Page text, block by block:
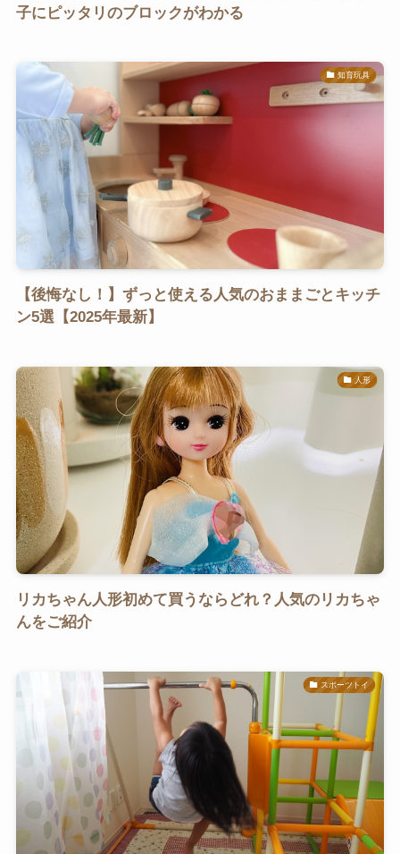
子にピッタリのブロックがわかる
知育玩具
【後悔なし！】ずっと使える人気のおままごとキッチ
ン5選【2025年最新】
人形
リカちゃん人形初めて買うならどれ？人気のリカちゃ
んをご紹介
スポーツトイ